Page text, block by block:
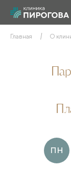
Главная О
ПН